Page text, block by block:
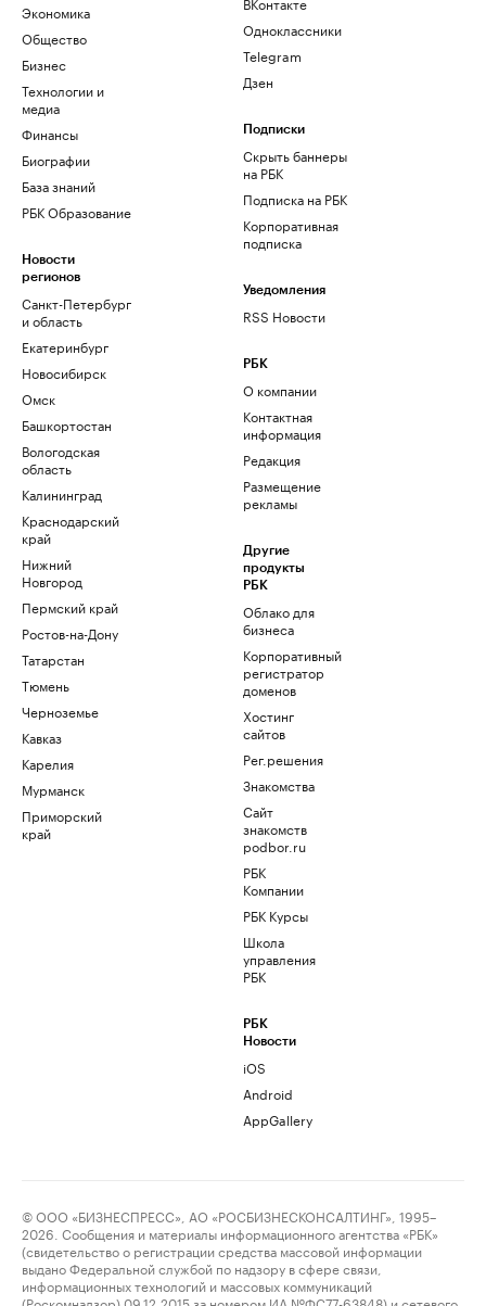
Экономика
Общество
Бизнес
Технологии и
медиа
Финансы
Биографии
База знаний
РБК Образование
Новости
регионов
Санкт-Петербург
и область
Екатеринбург
Новосибирск
Омск
Башкортостан
Вологодская
область
Калининград
Краснодарский
край
Нижний
Новгород
Пермский край
Ростов-на-Дону
Татарстан
Тюмень
Черноземье
Кавказ
Карелия
Мурманск
Приморский
край
Одноклассники
Telegram
Дзен
Подписки
Скрыть баннеры
на РБК
Подписка на РБК
Корпоративная
подписка
Уведомления
RSS Новости
РБК
О компании
Контактная
информация
Редакция
Размещение
рекламы
Другие
продукты
РБК
Облако для
бизнеса
Корпоративный
регистратор
доменов
Хостинг
сайтов
Рег.решения
Знакомства
Сайт
знакомств
podbor.ru
РБК
Компании
РБК Курсы
Школа
управления
РБК
РБК
Новости
iOS
Android
AppGallery
© ООО «БИЗНЕСПРЕСС», АО «РОСБИЗНЕСКОНСАЛТИНГ», 1995–
2026. Сообщения и материалы информационного агентства «РБК»
(свидетельство о регистрации средства массовой информации
выдано Федеральной службой по надзору в сфере связи,
информационных технологий и массовых коммуникаций